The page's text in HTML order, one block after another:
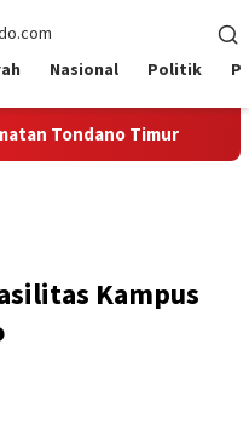
Nasional Politik
Timur Pelaku
Kampus